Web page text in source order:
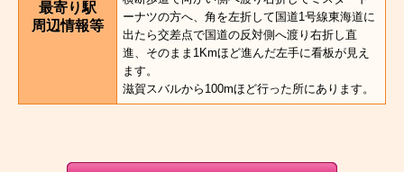
最寄り駅
周辺情報等
ーナツの方へ、角を左折して国道1号線東海道に
出たら交差点で国道の反対側へ渡り右折し直
進、そのまま1Kmほど進んだ左手に看板が見え
ます。
滋賀スバルから100mほど行った所にあります。